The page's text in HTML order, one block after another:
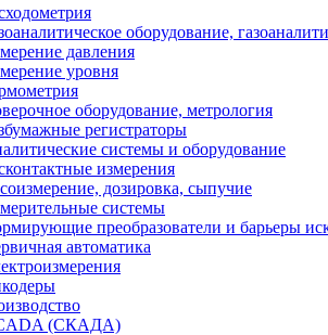
оборудование,
давления
уровня
оборудование, метрология
регистраторы
системы и оборудование
измерения
дозировка, сыпучие
системы
преобразователи и барьеры
автоматика
(СКАДА)